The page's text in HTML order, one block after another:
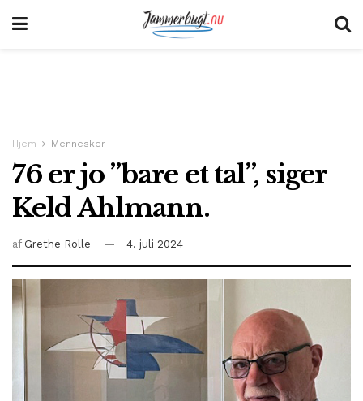
Hjem Mennesker
76 er jo ”bare et tal”, siger
Keld Ahlmann.
af Grethe Rolle 4. juli 2024